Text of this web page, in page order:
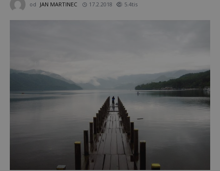
od JAN MARTINEC 17.2.2018 5.4tis